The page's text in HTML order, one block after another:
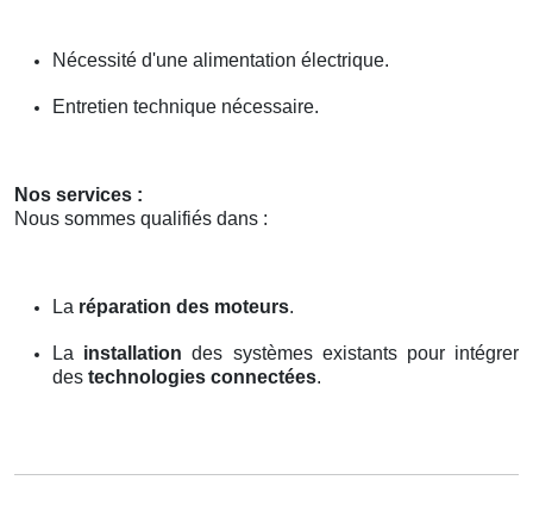
Nécessité d'une alimentation électrique.
Entretien technique nécessaire.
Nos services :
Nous sommes qualifiés dans :
La réparation des moteurs.
La installation des systèmes existants pour intégrer
des technologies connectées.